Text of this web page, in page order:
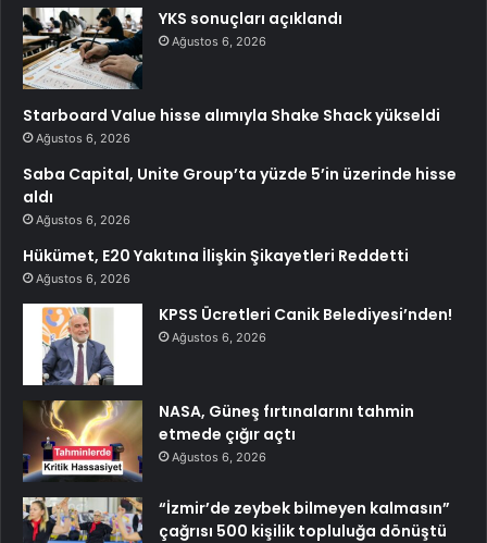
YKS sonuçları açıklandı
Ağustos 6, 2026
Starboard Value hisse alımıyla Shake Shack yükseldi
Ağustos 6, 2026
Saba Capital, Unite Group’ta yüzde 5’in üzerinde hisse
aldı
Ağustos 6, 2026
Hükümet, E20 Yakıtına İlişkin Şikayetleri Reddetti
Ağustos 6, 2026
KPSS Ücretleri Canik Belediyesi’nden!
Ağustos 6, 2026
NASA, Güneş fırtınalarını tahmin
etmede çığır açtı
Ağustos 6, 2026
“İzmir’de zeybek bilmeyen kalmasın”
çağrısı 500 kişilik topluluğa dönüştü